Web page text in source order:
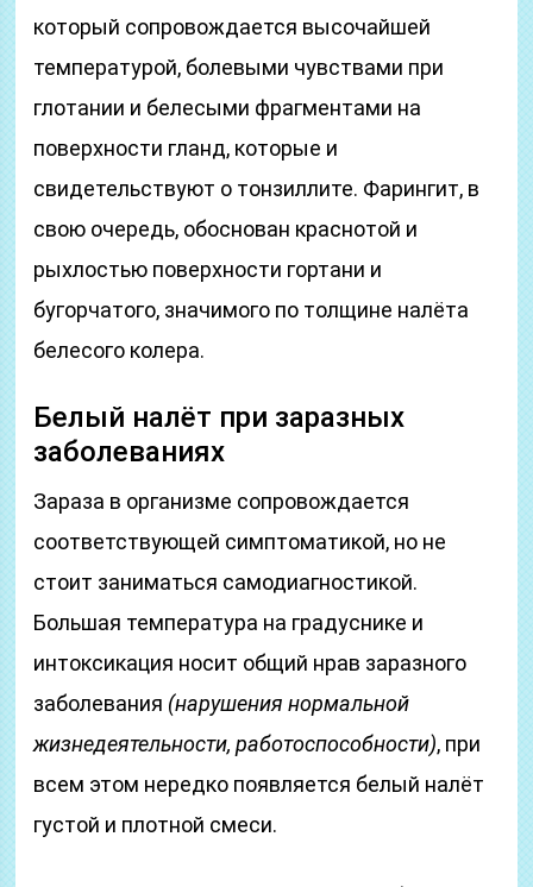
который сопровождается высочайшей
температурой, болевыми чувствами при
глотании и белесыми фрагментами на
поверхности гланд, которые и
свидетельствуют о тонзиллите. Фарингит, в
свою очередь, обоснован краснотой и
рыхлостью поверхности гортани и
бугорчатого, значимого по толщине налёта
белесого колера.
Белый налёт при заразных
заболеваниях
Зараза в организме сопровождается
соответствующей симптоматикой, но не
стоит заниматься самодиагностикой.
Большая температура на градуснике и
интоксикация носит общий нрав заразного
заболевания (нарушения нормальной
жизнедеятельности, работоспособности), при
всем этом нередко появляется белый налёт
густой и плотной смеси.